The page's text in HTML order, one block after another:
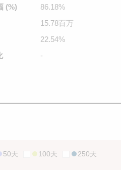
(%)
86.18%
15.78百万
22.54%
-
50天 100天 250天